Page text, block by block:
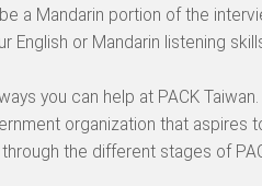
a Mandarin portion of the
English or Mandarin listening
you can help at PACK
organization that aspires
the different stages of